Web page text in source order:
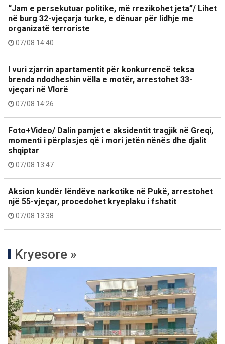
“Jam e persekutuar politike, më rrezikohet jeta”/ Lihet
në burg 32-vjeçarja turke, e dënuar për lidhje me
organizatë terroriste
07/08 14:40
I vuri zjarrin apartamentit për konkurrencë teksa
brenda ndodheshin vëlla e motër, arrestohet 33-
vjeçari në Vlorë
07/08 14:26
Foto+Video/ Dalin pamjet e aksidentit tragjik në Greqi,
momenti i përplasjes që i mori jetën nënës dhe djalit
shqiptar
07/08 13:47
Aksion kundër lëndëve narkotike në Pukë, arrestohet
një 55-vjeçar, procedohet kryeplaku i fshatit
07/08 13:38
Kryesore »